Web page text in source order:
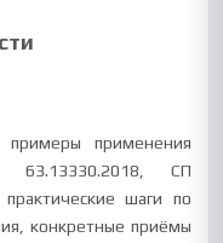
примеры применения
СП
шаги по
конкретные приёмы